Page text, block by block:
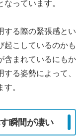
っています。
する際の緊張感とい
起こしているのかも
含まれているにもか
る姿勢によって、
。
瞬間が凄い